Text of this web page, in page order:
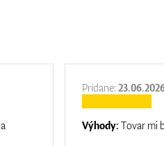
Pridane:
Výhody:Tovar mi